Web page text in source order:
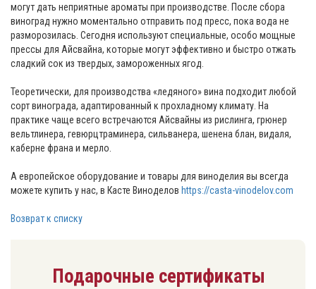
могут дать неприятные ароматы при производстве. После сбора
виноград нужно моментально отправить под пресс, пока вода не
разморозилась. Сегодня используют специальные, особо мощные
прессы для Айсвайна, которые могут эффективно и быстро отжать
сладкий сок из твердых, замороженных ягод.
Теоретически, для производства «ледяного» вина подходит любой
сорт винограда, адаптированный к прохладному климату. На
практике чаще всего встречаются Айсвайны из рислинга, грюнер
вельтлинера, гевюрцтраминера, сильванера, шенена блан, видаля,
каберне франа и мерло.
А европейское оборудование и товары для виноделия вы всегда
можете купить у нас, в Касте Виноделов https://casta-vinodelov.com
Возврат к списку
Подарочные сертификаты